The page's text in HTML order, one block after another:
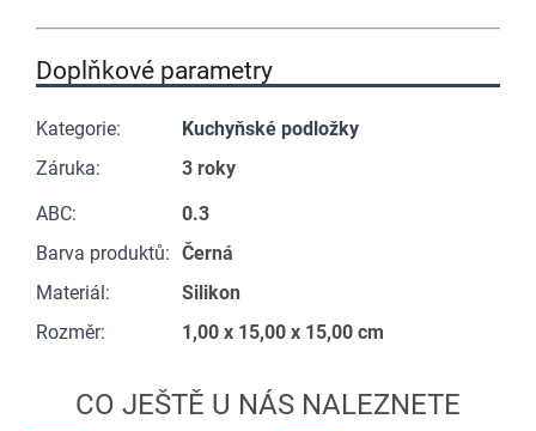
Doplňkové parametry
Kategorie:
Kuchyňské podložky
Záruka:
3 roky
ABC:
0.3
Barva produktů: Černá
Materiál:
Silikon
Rozměr: 1,00 x 15,00 x 15,00 cm